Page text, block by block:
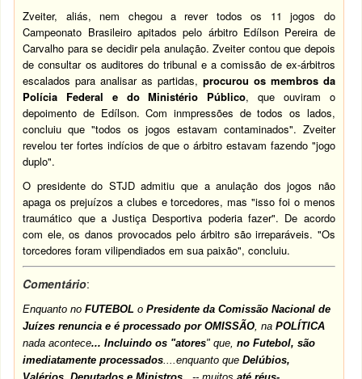
Zveiter, aliás, nem chegou a rever todos os 11 jogos do
Campeonato Brasileiro apitados pelo árbitro Edílson Pereira de
Carvalho para se decidir pela anulação. Zveiter contou que depois
de consultar os auditores do tribunal e a comissão de ex-árbitros
escalados para analisar as partidas, procurou os membros da
Polícia Federal e do Ministério Público, que ouviram o
depoimento de Edílson. Com inmpressões de todos os lados,
concluiu que "todos os jogos estavam contaminados". Zveiter
revelou ter fortes indícios de que o árbitro estavam fazendo "jogo
duplo".
O presidente do STJD admitiu que a anulação dos jogos não
apaga os prejuízos a clubes e torcedores, mas "isso foi o menos
traumático que a Justiça Desportiva poderia fazer". De acordo
com ele, os danos provocados pelo árbitro são irreparáveis. "Os
torcedores foram vilipendiados em sua paixão", concluiu.
Comentário:
Enquanto noFUTEBOLoPresidente da Comissão Nacional de
Juízes renuncia e é processado por OMISSÃO, naPOLÍTICA
nada acontece...Incluindo os "atores" que, no Futebol, são
imediatamente processados....enquanto queDelúbios,